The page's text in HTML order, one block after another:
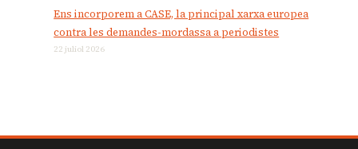
Ens incorporem a CASE, la principal xarxa europea
contra les demandes-mordassa a periodistes
22 juliol 2026